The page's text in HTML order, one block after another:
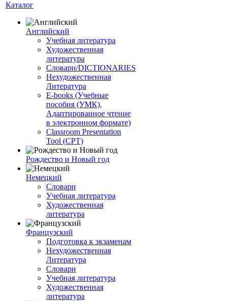
Каталог
Английский
Учебная литература
Художественная
литература
Словари/DICTIONARIES
Нехудожественная
Литература
E-books (Учебные
пособия (УМК),
Адаптированное чтение
в электронном формате)
Classroom Presentation
Tool (CPT)
Рождество и Новый год
Немецкий
Словари
Учебная литература
Художественная
литература
Французский
Подготовка к экзаменам
Нехудожественная
Литература
Словари
Учебная литература
Художественная
литература